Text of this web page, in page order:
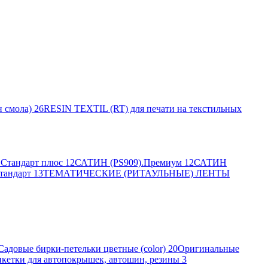
смола) 26RESIN TEXTIL (RT) для печати на текстильных
плюс 12САТИН (PS909).Премиум 12САТИН
13ТЕМАТИЧЕСКИЕ (РИТАУЛЬНЫЕ) ЛЕНТЫ
бирки-петельки цветные (color) 20Оригинальные
для автопокрышек, автошин, резины 3